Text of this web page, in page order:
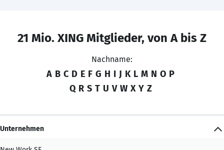
21 Mio. XING Mitglieder, von A bis Z
Nachname:
A B C D E F G H I J K L M N O P
Q R S T U V W X Y Z
Unternehmen